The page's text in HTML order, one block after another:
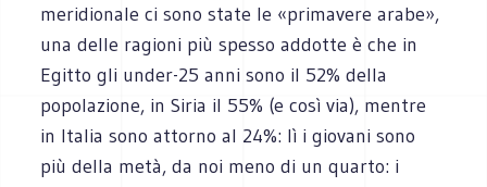
meridionale ci sono state le «primavere arabe»,
una delle ragioni più spesso addotte è che in
Egitto gli under-25 anni sono il 52% della
popolazione, in Siria il 55% (e così via), mentre
in Italia sono attorno al 24%: lì i giovani sono
più della metà, da noi meno di un quarto: i